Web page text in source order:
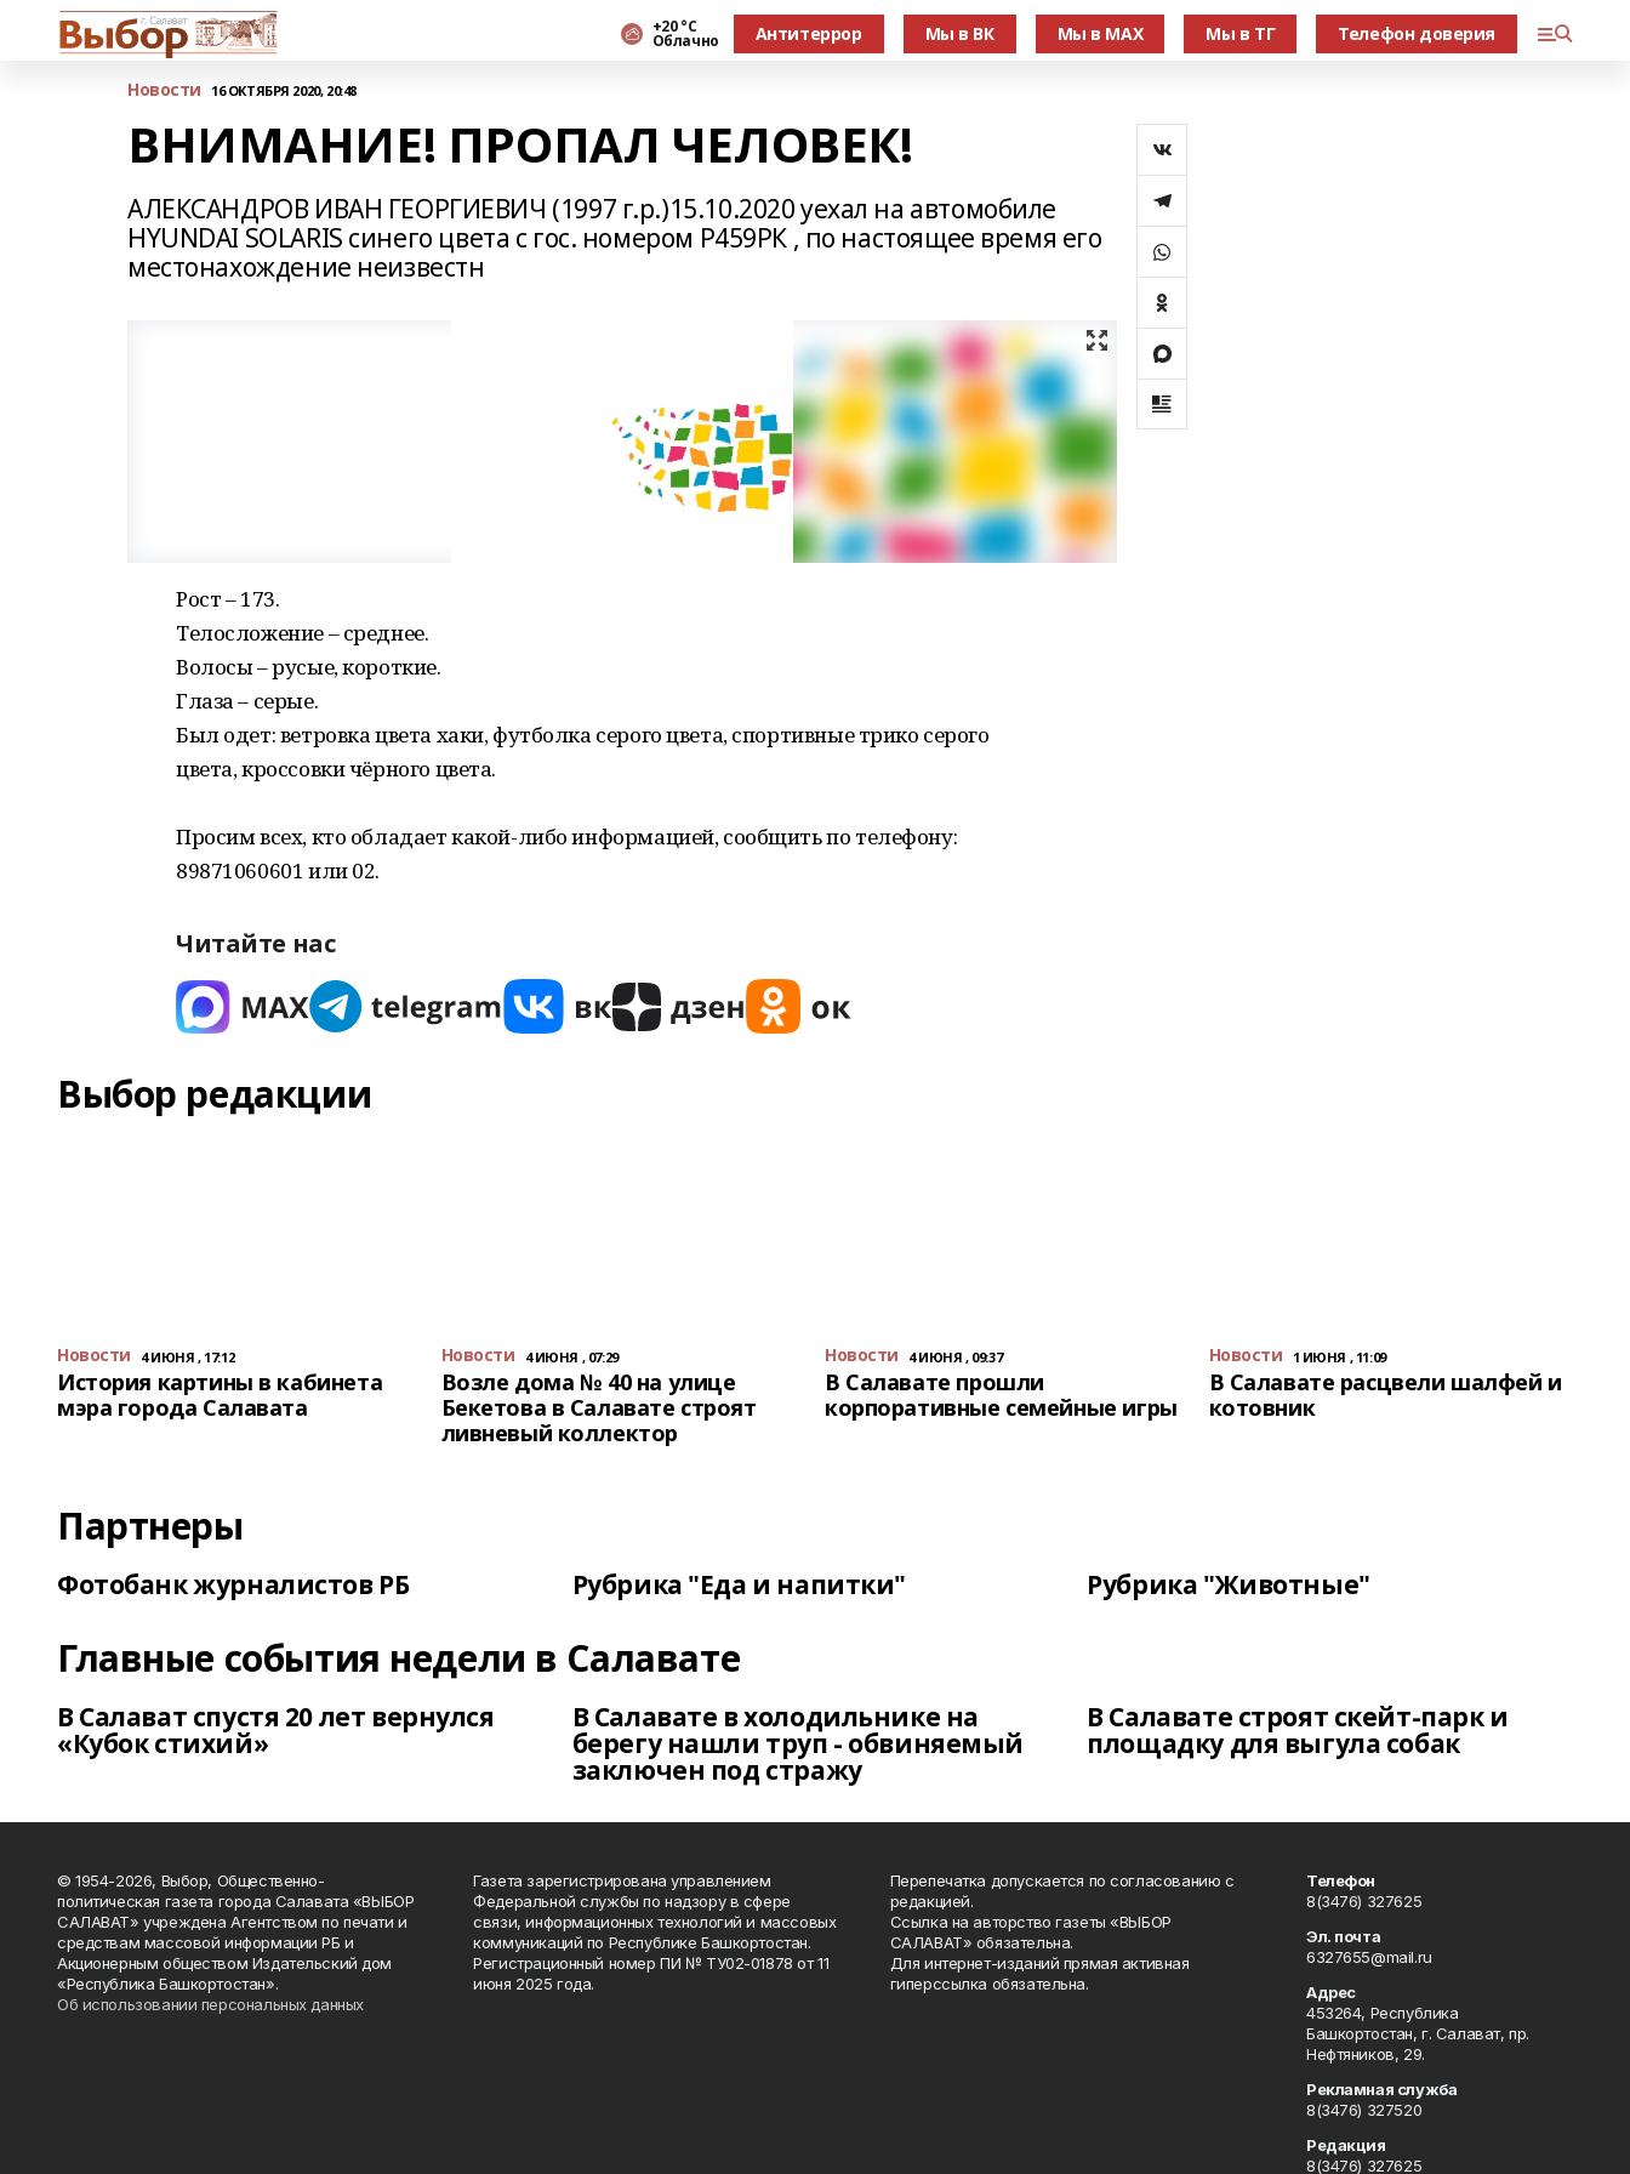
+20 °С
Облачно Антитеррор Мы в ВК Мы в МАХ Мы в ТГ Телефон доверия
Новости 16 ОКТЯБРЯ 2020, 20:48
ВНИМАНИЕ! ПРОПАЛ ЧЕЛОВЕК!
АЛЕКСАНДРОВ ИВАН ГЕОРГИЕВИЧ (1997 г.р.)15.10.2020 уехал на автомобиле
HYUNDAI SOLARIS синего цвета с гос. номером Р459РК , по настоящее время его
местонахождение неизвестн
Рост – 173.
Телосложение – среднее.
Волосы – русые, короткие.
Глаза – серые.
Был одет: ветровка цвета хаки, футболка серого цвета, спортивные трико серого
цвета, кроссовки чёрного цвета.
Просим всех, кто обладает какой-либо информацией, сообщить по телефону:
89871060601 или 02.
Читайте нас
Выбор редакции
Новости 4 ИЮНЯ , 17:12
История картины в кабинета
мэра города Салавата
Новости 4 ИЮНЯ , 07:29
Возле дома № 40 на улице
Бекетова в Салавате строят
ливневый коллектор
Новости 4 ИЮНЯ , 09:37
В Салавате прошли
корпоративные семейные игры
Новости 1 ИЮНЯ , 11:09
В Салавате расцвели шалфей и
котовник
Партнеры
Фотобанк журналистов РБ Рубрика "Еда и напитки" Рубрика "Животные"
Главные события недели в Салавате
В Салават спустя 20 лет вернулся
«Кубок стихий»
В Салавате в холодильнике на
берегу нашли труп - обвиняемый
заключен под стражу
В Салавате строят скейт-парк и
площадку для выгула собак
© 1954-2026, Выбор, Общественно-
политическая газета города Салавата «ВЫБОР
САЛАВАТ» учреждена Агентством по печати и
средствам массовой информации РБ и
Акционерным обществом Издательский дом
«Республика Башкортостан».
Об использовании персональных данных
Газета зарегистрирована управлением
Федеральной службы по надзору в сфере
связи, информационных технологий и массовых
коммуникаций по Республике Башкортостан.
Регистрационный номер ПИ № ТУ02-01878 от 11
июня 2025 года.
Перепечатка допускается по согласованию с
редакцией.
Ссылка на авторство газеты «ВЫБОР
САЛАВАТ» обязательна.
Для интернет-изданий прямая активная
гиперссылка обязательна.
Телефон
8(3476) 327625
Эл. почта
6327655@mail.ru
Адрес
453264, Республика
Башкортостан, г. Салават, пр.
Нефтяников, 29.
Рекламная служба
8(3476) 327520
Редакция
8(3476) 327625